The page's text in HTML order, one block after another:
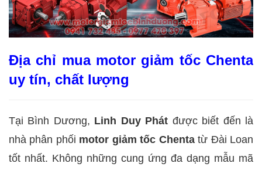
Địa chỉ mua motor giảm tốc Chenta
uy tín, chất lượng
Tại Bình Dương, Linh Duy Phát được biết đến là
nhà phân phối motor giảm tốc Chentatừ Đài Loan
tốt nhất. Không những cung ứng đa dạng mẫu mã